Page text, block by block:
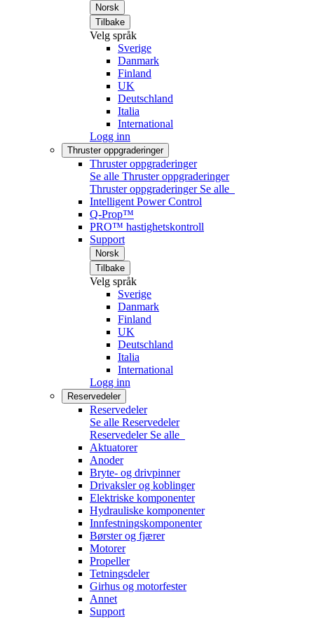
Norsk
Tilbake
Velg språk
Sverige
Danmark
Finland
UK
Deutschland
Italia
International
Logg inn
Thruster oppgraderinger
Thruster oppgraderinger
Se alle Thruster oppgraderinger
Thruster oppgraderinger Se alle
Intelligent Power Control
Q-Prop™
PRO™ hastighetskontroll
Support
Norsk
Tilbake
Velg språk
Sverige
Danmark
Finland
UK
Deutschland
Italia
International
Logg inn
Reservedeler
Reservedeler
Se alle Reservedeler
Reservedeler Se alle
Aktuatorer
Anoder
Bryte- og drivpinner
Drivaksler og koblinger
Elektriske komponenter
Hydrauliske komponenter
Innfestningskomponenter
Børster og fjærer
Motorer
Propeller
Tetningsdeler
Girhus og motorfester
Annet
Support